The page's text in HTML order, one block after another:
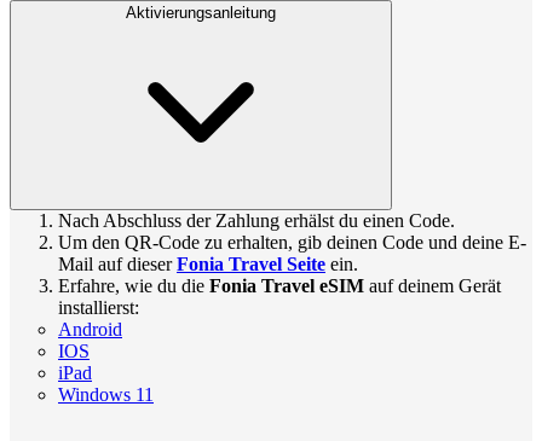
Aktivierungsanleitung
Nach Abschluss der Zahlung erhälst du einen Code.
Um den QR-Code zu erhalten, gib deinen Code und deine E-
Mail auf dieserFonia Travel Seite ein.
Erfahre, wie du die Fonia Travel eSIM auf deinem Gerät
installierst:
Android
IOS
iPad
Windows 11